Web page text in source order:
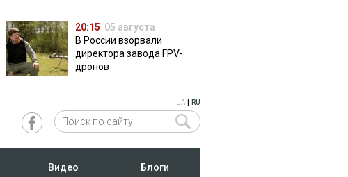
20:15 05 августа
В России взорвали
директора завода FPV-
дронов
UA RU
Видео Блоги